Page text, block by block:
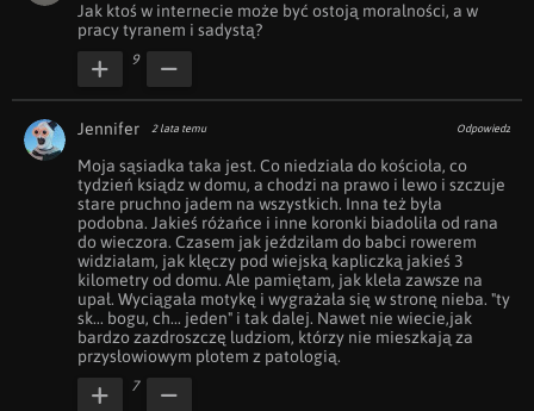
Jak ktoś w internecie może być ostoją moralności, a w
pracy tyranem i sadystą?
9
Jennifer 2 lata temu Odpowiedz
Moja sąsiadka taka jest. Co niedziala do kościoła, co
tydzień ksiądz w domu, a chodzi na prawo i lewo i szczuje
stare pruchno jadem na wszystkich. Inna też była
podobna. Jakieś różańce i inne koronki biadoliła od rana
do wieczora. Czasem jak jeździłam do babci rowerem
widziałam, jak klęczy pod wiejską kapliczką jakieś 3
kilometry od domu. Ale pamiętam, jak kleła zawsze na
upał. Wyciągała motykę i wygrażała się w stronę nieba. "ty
sk... bogu, ch... jeden" i tak dalej. Nawet nie wiecie,jak
bardzo zazdroszczę ludziom, którzy nie mieszkają za
przysłowiowym płotem z patologią.
7